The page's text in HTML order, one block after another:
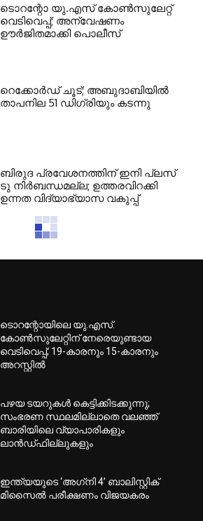
ടൊറന്റോ യു.എസ് കോണ്‍സുലേറ്റ്
വെടിവെപ്പ്; അന്വേഷണം
ഊര്‍ജിതമാക്കി പൊലീസ്
റെക്കോര്‍ഡ് ചൂട്; അബുദാബിയില്‍
താപനില 51 ഡിഗ്രിയും കടന്നു
ബിരുദ പ്രവേശനത്തിന് ഇനി പ്ലസ്
ടു നിര്‍ബന്ധമല്ല; ഉത്തരവിറക്കി
ഉന്നത വിദ്യാഭ്യാസ വകുപ്പ്
ടൊറന്റോയിലെ യു.എസ്.
കോൺസുലേറ്റിന് നേരെയുണ്ടായ
വെടിവെപ്പ്; 19-കാരനും 15-കാരനും
അറസ്റ്റിൽ
പഴയ ടയറുകള്‍ കെട്ടിക്കിടക്കുന്നു;
സംഭരണ സ്ഥലമില്ലാതെ വലഞ്ഞ്
ബാരിയിലെ വ്യാപാരികളും
ലാന്‍ഡ്ഫില്ലുകളും
ഇന്ത്യയുടെ ‘അഗ്‌നി 4’ ബാലിസ്റ്റിക്
മിസൈല്‍ പരീക്ഷണം വിജയകരം